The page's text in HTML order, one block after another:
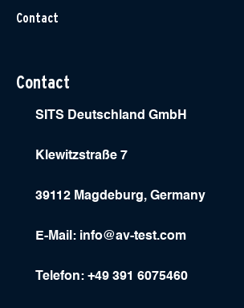
Contact
Contact
SITS Deutschland GmbH
Klewitzstraße 7
39112 Magdeburg, Germany
E-Mail: info@av-test.com
Telefon: +49 391 6075460